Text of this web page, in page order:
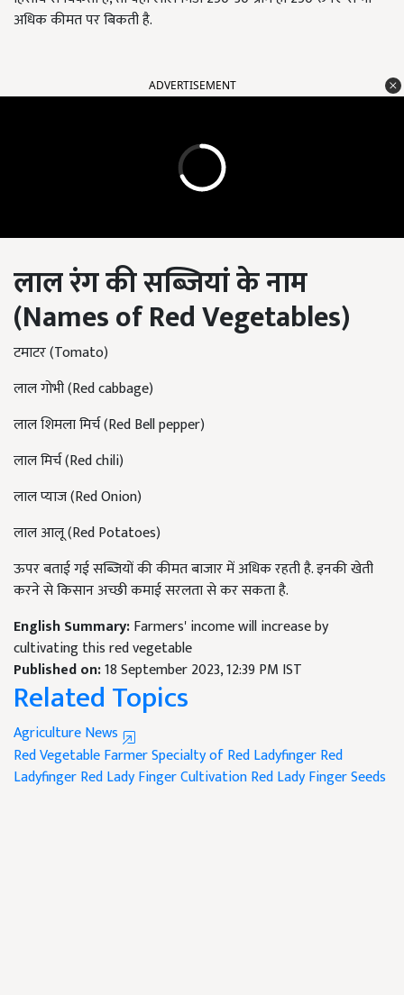
अधिक कीमत पर बिकती है.
ADVERTISEMENT
लाल रंग की सब्जियां के नाम
(Names of Red Vegetables)
टमाटर (Tomato)
लाल गोभी (Red cabbage)
लाल शिमला मिर्च (Red Bell pepper)
लाल मिर्च (Red chili)
लाल प्याज (Red Onion)
लाल आलू (Red Potatoes)
ऊपर बताई गई सब्जियों की कीमत बाजार में अधिक रहती है. इनकी खेती
करने से किसान अच्छी कमाई सरलता से कर सकता है.
English Summary:Farmers' income will increase by
cultivating this red vegetable
Published on:18 September 2023, 12:39 PM IST
Related Topics
Agriculture News
Red VegetableFarmerSpecialty of Red LadyfingerRed
LadyfingerRed Lady Finger CultivationRed Lady Finger Seeds